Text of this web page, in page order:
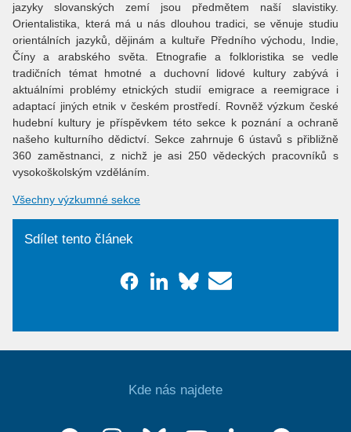
jazyky slovanských zemí jsou předmětem naší slavistiky.
Orientalistika, která má u nás dlouhou tradici, se věnuje studiu
orientálních jazyků, dějinám a kultuře Předního východu, Indie,
Číny a arabského světa. Etnografie a folkloristika se vedle
tradičních témat hmotné a duchovní lidové kultury zabývá i
aktuálními problémy etnických studií emigrace a reemigrace i
adaptací jiných etnik v českém prostředí. Rovněž výzkum české
hudební kultury je příspěvkem této sekce k poznání a ochraně
našeho kulturního dědictví. Sekce zahrnuje 6 ústavů s přibližně
360 zaměstnanci, z nichž je asi 250 vědeckých pracovníků s
vysokoškolským vzděláním.
Všechny výzkumné sekce
Sdílet tento článek
Kde nás najdete